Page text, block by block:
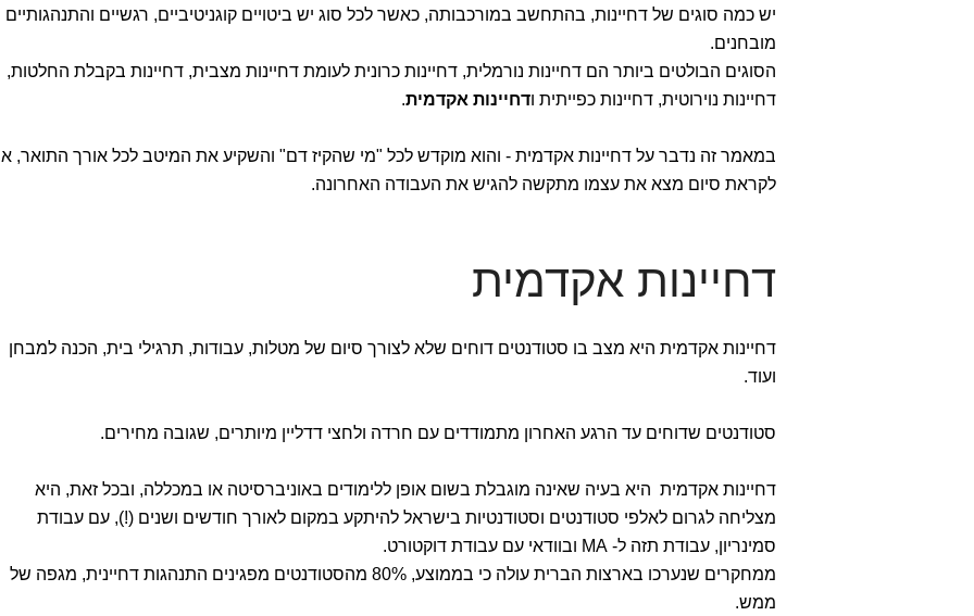
יש כמה סוגים של דחיינות, בהתחשב במורכבותה, כאשר לכל סוג יש ביטויים קוגניטיביים, רגשיים והתנהגותיים
מובחנים.
הסוגים הבולטים ביותר הם דחיינות נורמלית, דחיינות כרונית לעומת דחיינות מצבית, דחיינות בקבלת החלטות,
דחיינות נוירוטית, דחיינות כפייתית ודחיינות אקדמית.
במאמר זה נדבר על דחיינות אקדמית - והוא מוקדש לכל "מי שהקיז דם" והשקיע את המיטב לכל אורך התואר,
לקראת סיום מצא את עצמו מתקשה להגיש את העבודה האחרונה.
דחיינות אקדמית
דחיינות אקדמית היא מצב בו סטודנטים דוחים שלא לצורך סיום של מטלות, עבודות, תרגילי בית, הכנה למבחן
ועוד.
סטודנטים שדוחים עד הרגע האחרון מתמודדים עם חרדה ולחצי דדליין מיותרים, שגובה מחירים.
דחיינות אקדמית היא בעיה שאינה מוגבלת בשום אופן ללימודים באוניברסיטה או במכללה, ובכל זאת, היא
מצליחה לגרום לאלפי סטודנטים וסטודנטיות בישראל להיתקע במקום לאורך חודשים ושנים (!), עם עבודת
סמינריון, עבודת תזה ל- MA ובוודאי עם עבודת דוקטורט.
ממחקרים שנערכו בארצות הברית עולה כי בממוצע, 80% מהסטודנטים מפגינים התנהגות דחיינית, מגפה של
ממש.